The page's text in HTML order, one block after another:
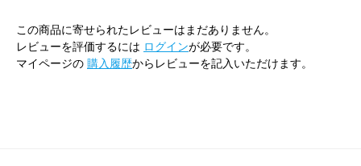
この商品に寄せられたレビューはまだありません。
レビューを評価するには ログインが必要です。
マイページの 購入履歴からレビューを記入いただけます。